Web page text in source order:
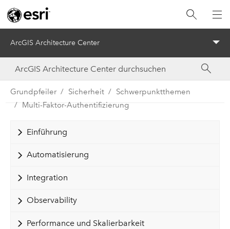
ArcGIS Architecture Center
Grundpfeiler Sicherheit
Schwerpunktthemen
Multi-Faktor-Authentifizierung
Einführung
Automatisierung
Integration
Observability
Performance und Skalierbarkeit